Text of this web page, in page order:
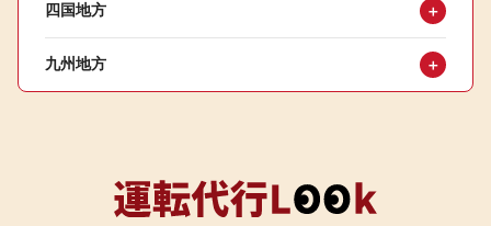
四国地方 ＋
九州地方 ＋